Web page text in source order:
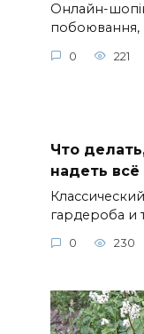
Онлайн-
побоювання,
0 221
Что
надеть
гардероба и
0 230